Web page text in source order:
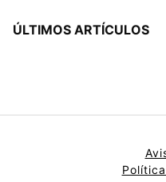
ÚLTIMOS ARTÍCULOS